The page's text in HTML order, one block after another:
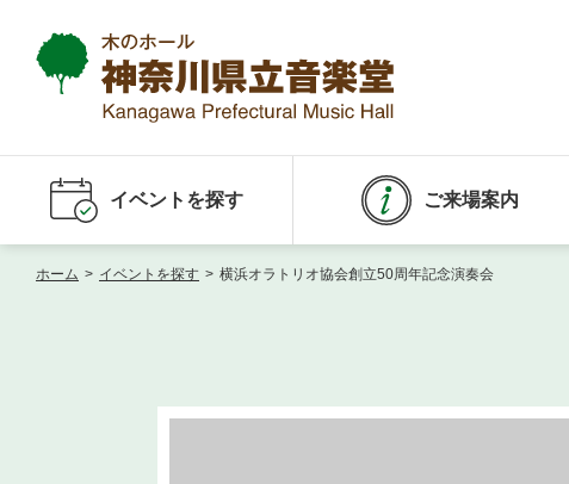
イベントを探す ご来場案内
ホーム > イベントを探す > 横浜オラトリオ協会創立50周年記念演奏会